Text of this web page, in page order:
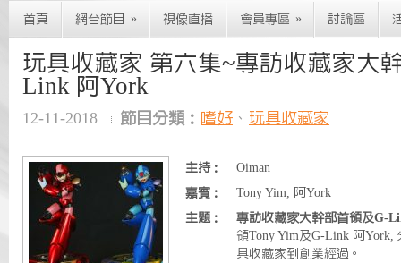
首頁 網台節目 » 視像直播 會員專區 » 討論區
玩具收藏家 第六集~專訪收藏家大
Link 阿York
12-11-2018 節目分類： 嗜好 、 玩具收藏家
主持：
Oiman
嘉賓：
Tony Yim, 阿York
主題：
專訪收藏家大幹部首領及G-
領Tony Yim及G-Link 阿
具收藏家到創業經過。